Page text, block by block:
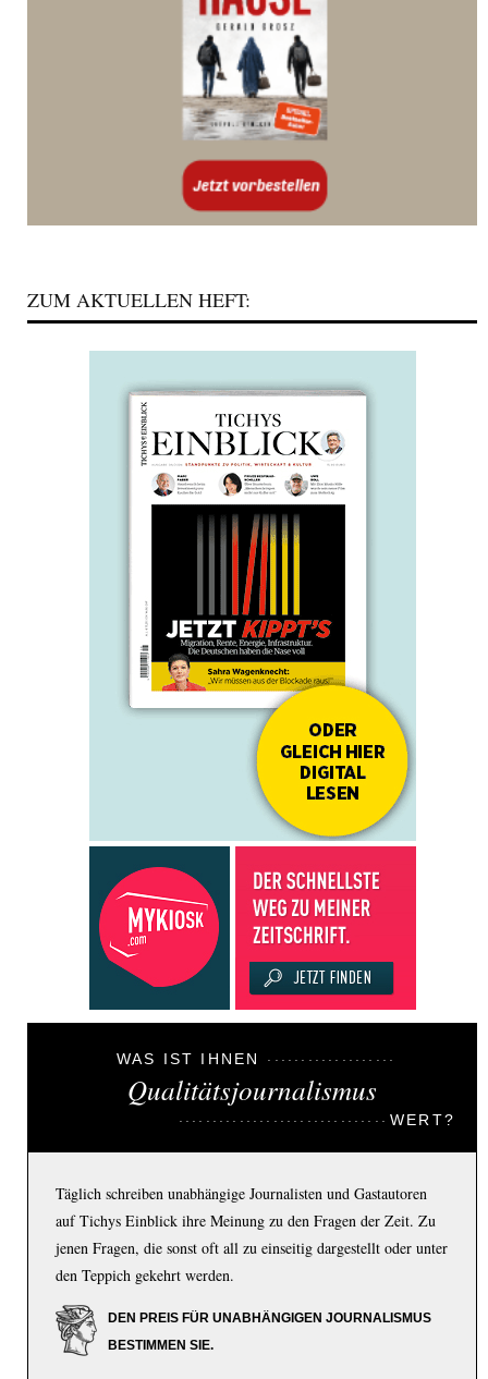
ZUM AKTUELLEN HEFT:
WAS IST IHNEN
Qualitätsjournalismus
WERT?
Täglich schreiben unabhängige Journalisten und Gastautoren
auf Tichys Einblick ihre Meinung zu den Fragen der Zeit. Zu
jenen Fragen, die sonst oft all zu einseitig dargestellt oder unter
den Teppich gekehrt werden.
DEN PREIS FÜR UNABHÄNGIGEN JOURNALISMUS
BESTIMMEN SIE.